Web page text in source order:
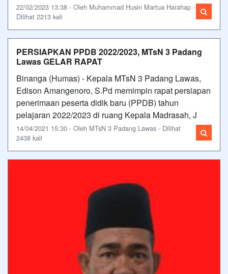
22/02/2023 13:38 - Oleh Muhammad Husin Martua Harahap -
Dilihat 2213 kali
PERSIAPKAN PPDB 2022/2023, MTsN 3 Padang
Lawas GELAR RAPAT
Binanga (Humas) - Kepala MTsN 3 Padang Lawas,
Edison Amangenoro, S.Pd memimpin rapat persiapan
penerimaan peserta didik baru (PPDB) tahun
pelajaran 2022/2023 di ruang Kepala Madrasah, J
14/04/2021 15:30 - Oleh MTsN 3 Padang Lawas - Dilihat
2438 kali